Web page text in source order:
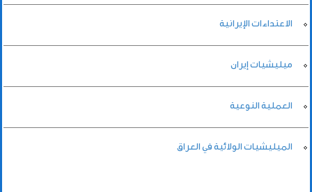
الاعتداءات الإيرانية
ميليشيات إيران
العملية النوعية
الميليشيات الولائية في العراق